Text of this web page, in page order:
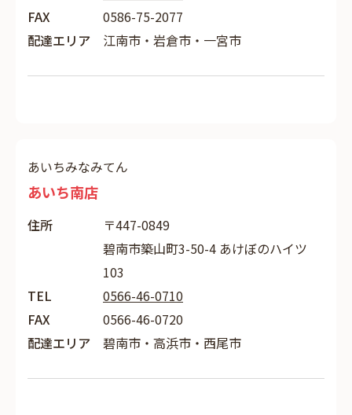
FAX
0586-75-2077
配達エリア
江南市・岩倉市・一宮市
あいちみなみてん
あいち南店
住所
〒447-0849
碧南市築山町3-50-4 あけぼのハイツ
103
TEL
0566-46-0710
FAX
0566-46-0720
配達エリア
碧南市・高浜市・西尾市